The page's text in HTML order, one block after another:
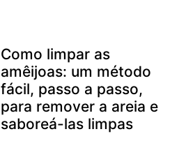
Como limpar as
amêijoas: um método
fácil, passo a passo,
para remover a areia e
saboreá-las limpas